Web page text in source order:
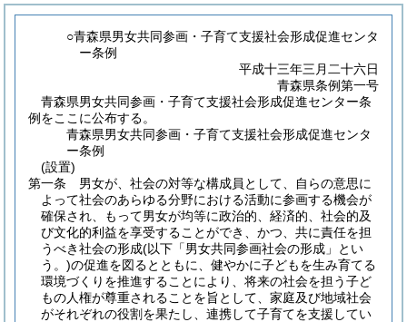
○青森県男女共同参画・子育て支援社会形成促進センタ
ー条例
平成十三年三月二十六日
青森県条例第一号
青森県男女共同参画・子育て支援社会形成促進センター条
例をここに公布する。
青森県男女共同参画・子育て支援社会形成促進センタ
ー条例
(設置)
第一条
男女が、社会の対等な構成員として、自らの意思に
よって社会のあらゆる分野における活動に参画する機会が
確保され、もって男女が均等に政治的、経済的、社会的及
び文化的利益を享受することができ、かつ、共に責任を担
うべき社会の形成(以下「男女共同参画社会の形成」とい
う。)の促進を図るとともに、健やかに子どもを生み育てる
環境づくりを推進することにより、将来の社会を担う子ど
もの人権が尊重されることを旨として、家庭及び地域社会
がそれぞれの役割を果たし、連携して子育てを支援してい